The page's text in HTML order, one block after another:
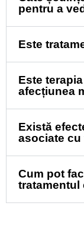
pentru a
Este
Este
afecțiunea
Există
asociate cu
Cum pot
tratamentul